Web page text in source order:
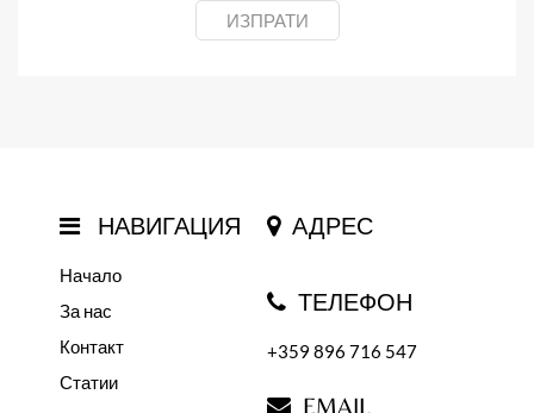
ИЗПРАТИ
НАВИГАЦИЯ
Начало
За нас
Контакт
Статии
АДРЕС
ТЕЛЕФОН
+359 896 716 547
EMAIL